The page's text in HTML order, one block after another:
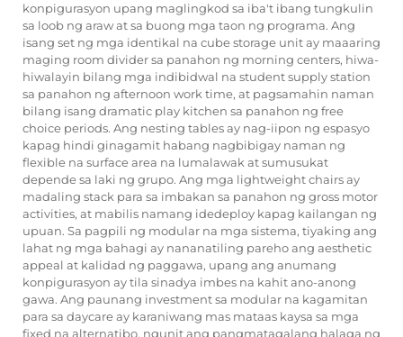
konpigurasyon upang maglingkod sa iba't ibang tungkulin
sa loob ng araw at sa buong mga taon ng programa. Ang
isang set ng mga identikal na cube storage unit ay maaaring
maging room divider sa panahon ng morning centers, hiwa-
hiwalayin bilang mga indibidwal na student supply station
sa panahon ng afternoon work time, at pagsamahin naman
bilang isang dramatic play kitchen sa panahon ng free
choice periods. Ang nesting tables ay nag-iipon ng espasyo
kapag hindi ginagamit habang nagbibigay naman ng
flexible na surface area na lumalawak at sumusukat
depende sa laki ng grupo. Ang mga lightweight chairs ay
madaling stack para sa imbakan sa panahon ng gross motor
activities, at mabilis namang idedeploy kapag kailangan ng
upuan. Sa pagpili ng modular na mga sistema, tiyaking ang
lahat ng mga bahagi ay nananatiling pareho ang aesthetic
appeal at kalidad ng paggawa, upang ang anumang
konpigurasyon ay tila sinadya imbes na kahit ano-anong
gawa. Ang paunang investment sa modular na kagamitan
para sa daycare ay karaniwang mas mataas kaysa sa mga
fixed na alternatibo, ngunit ang pangmatagalang halaga ng